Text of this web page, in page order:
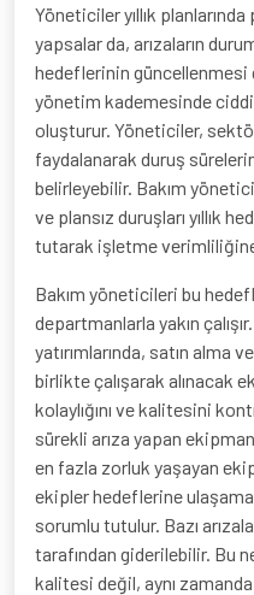
Yöneticiler yıllık
yapsalar da, arızaların
hedeflerinin güncellenmesi
yönetim kademesinde
oluşturur. Yöneticiler,
faydalanarak duruş
belirleyebilir. Bakım
ve plansız duruşları yıllık
tutarak işletme
Bakım yöneticileri bu
departmanlarla yakın
yatırımlarında, satın alma
birlikte çalışarak alınacak
kolaylığını ve kalitesini
sürekli arıza yapan
en fazla zorluk yaşayan
ekipler hedeflerine
sorumlu tutulur. Bazı
tarafından giderilebilir. Bu
kalitesi değil, aynı zamanda